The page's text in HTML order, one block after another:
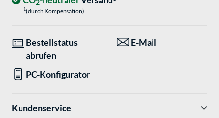
2
1(durch Kompensation)
Bestellstatus
abrufen
E-Mail
PC-Konfigurator
Kundenservice